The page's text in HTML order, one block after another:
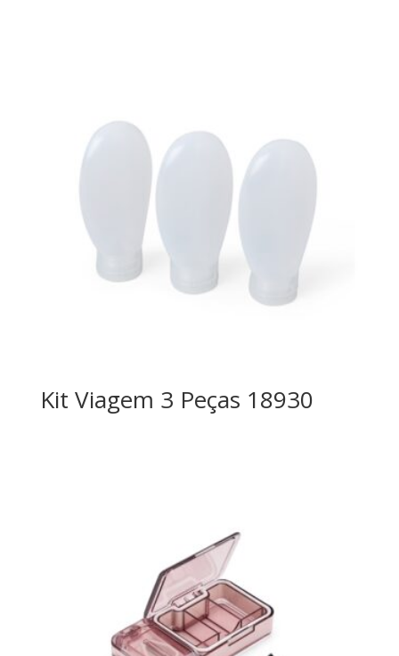
Kit Viagem 3 Peças 18930